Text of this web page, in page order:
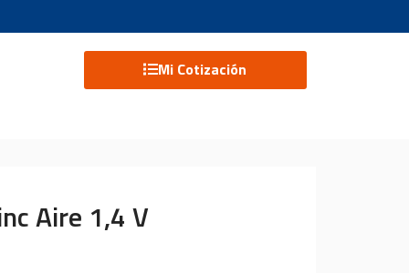
Mi Cotización
Aire 1,4 V